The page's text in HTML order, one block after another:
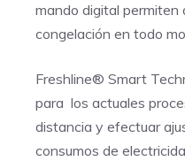
mando digital permiten
congelación en todo
Freshline® Smart
para los actuales
distancia y efectuar
consumos de